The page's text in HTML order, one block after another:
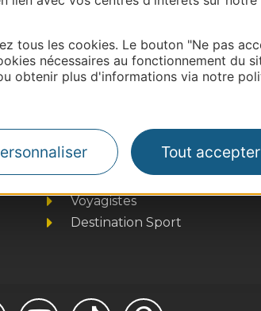
tous les cookies. Le bouton "Ne pas
nécessaires au fonctionnement du
obtenir plus d'informations via notre
Tout accepter
Business/Mice
Pros d'Occitanie
Site presse et d'influence
Voyagistes
Destination Sport